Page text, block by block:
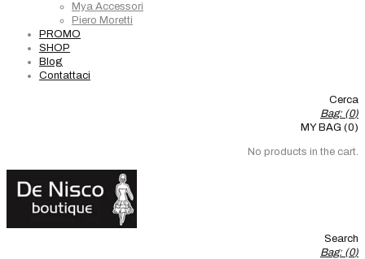
Mya Accessori
Piero Moretti
PROMO
SHOP
Blog
Contattaci
Cerca
Bag: (0)
MY BAG (0)
No products in the cart.
Search
Bag: (0)